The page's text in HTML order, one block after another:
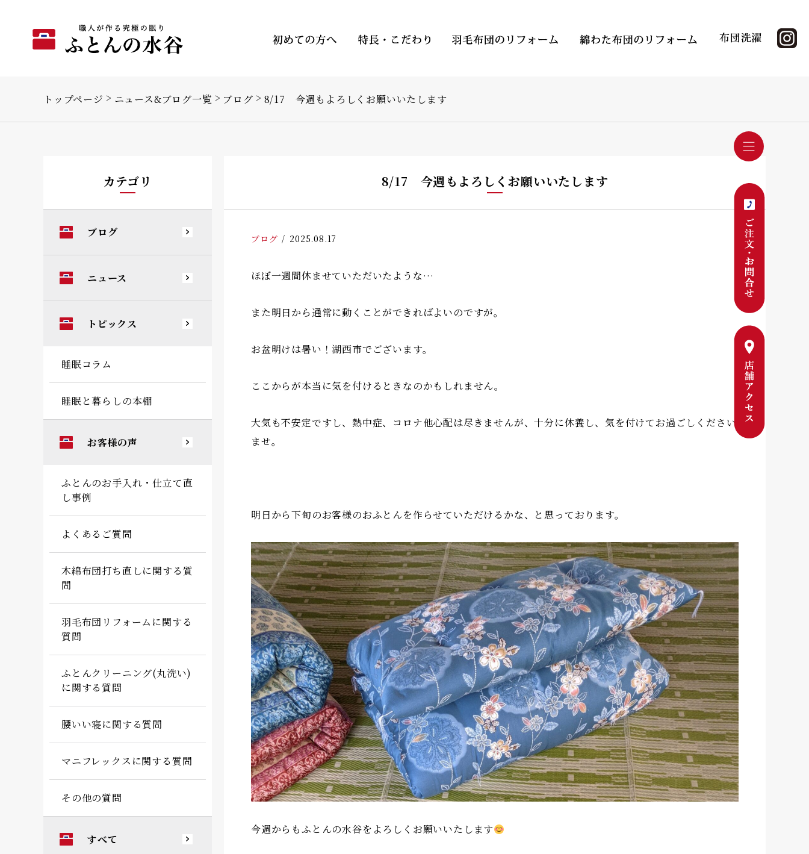
トップページ ニュース&ブログ一覧 ブログ 8/17 今週もよろしくお願いいたします
8/17 今週もよろしくお願いいたします
ブログ 2025.08.17
ほぼ一週間休ませていただいたような…
また明日から通常に動くことができればよいのですが。
お盆明けは暑い！湖西市でございます。
ここからが本当に気を付けるときなのかもしれません。
大気も不安定ですし、熱中症、コロナ他心配は尽きませんが、十分に休養し、気を付けてお過ごしください
ませ。
明日から下旬のお客様のおふとんを作らせていただけるかな、と思っております。
今週からもふとんの水谷をよろしくお願いいたします
カテゴリ
ブログ
ニュース
トピックス
睡眠コラム
睡眠と暮らしの本棚
お客様の声
ふとんのお手入れ・仕立て直
し事例
よくあるご質問
木綿布団打ち直しに関する質
問
羽毛布団リフォームに関する
質問
ふとんクリーニング(丸洗い)
に関する質問
腰いい寝に関する質問
マニフレックスに関する質問
その他の質問
すべて